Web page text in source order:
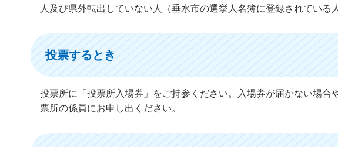
人及び県外転出していない人（垂水市の選挙人名簿に登録されている人
投票するとき
投票所に「投票所入場券」をご持参ください。入場券が届かない場
票所の係員にお申し出ください。